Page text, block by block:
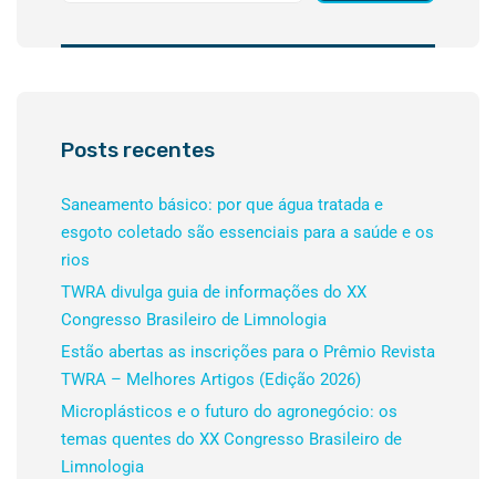
Posts recentes
Saneamento básico: por que água tratada e
esgoto coletado são essenciais para a saúde e os
rios
TWRA divulga guia de informações do XX
Congresso Brasileiro de Limnologia
Estão abertas as inscrições para o Prêmio Revista
TWRA – Melhores Artigos (Edição 2026)
Microplásticos e o futuro do agronegócio: os
temas quentes do XX Congresso Brasileiro de
Limnologia